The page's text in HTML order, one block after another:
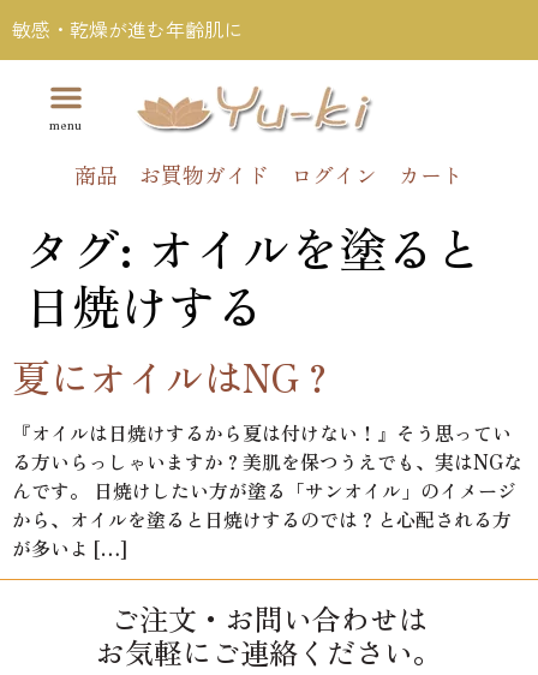
敏感・乾燥が進む年齢肌に
商品 お買物ガイド ログイン カート
タグ: オイルを塗ると
日焼けする
夏にオイルはNG？
『オイルは日焼けするから夏は付けない！』そう思ってい
る方いらっしゃいますか？美肌を保つうえでも、実はNGな
んです。 日焼けしたい方が塗る「サンオイル」のイメージ
から、オイルを塗ると日焼けするのでは？と心配される方
が多いよ […]
ご注文・お問い合わせは
お気軽にご連絡ください。